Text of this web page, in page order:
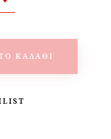
ΚΑΛΆΘΙ